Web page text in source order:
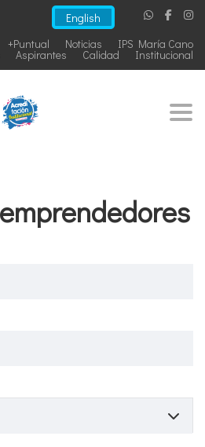
English
IPS María Cano
Noticias
+Puntual
Institucional
Calidad
Aspirantes